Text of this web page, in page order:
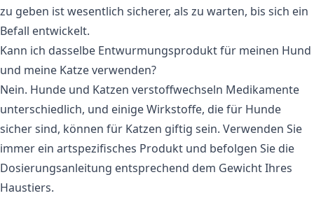
zu geben ist wesentlich sicherer, als zu warten, bis sich ein
Befall entwickelt.
Kann ich dasselbe Entwurmungsprodukt für meinen Hund
und meine Katze verwenden?
Nein. Hunde und Katzen verstoffwechseln Medikamente
unterschiedlich, und einige Wirkstoffe, die für Hunde
sicher sind, können für Katzen giftig sein. Verwenden Sie
immer ein artspezifisches Produkt und befolgen Sie die
Dosierungsanleitung entsprechend dem Gewicht Ihres
Haustiers.